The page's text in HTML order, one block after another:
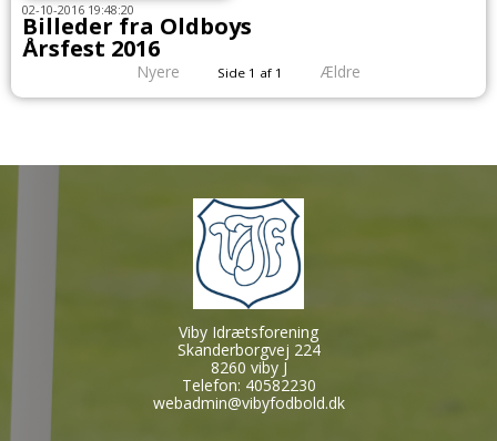
02-10-2016 19:48:20
Billeder fra Oldboys
Årsfest 2016
Nyere Side 1 af 1 Ældre
Viby Idrætsforening
Skanderborgvej 224
8260 viby J
Telefon: 40582230
webadmin@vibyfodbold.dk